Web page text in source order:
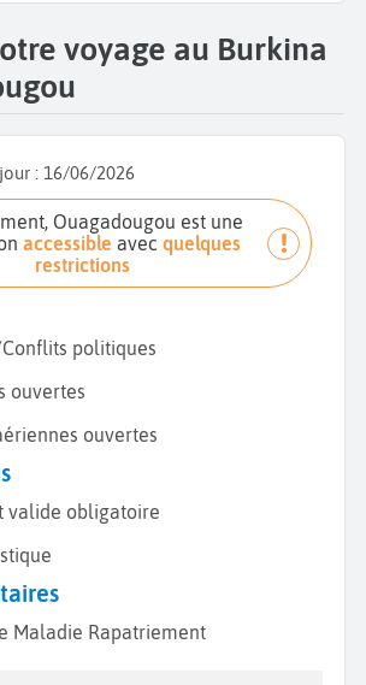
voyage au Burkina
: 16/06/2026
accessible avecquelques
restrictions
politiques
ouvertes
ouvertes
valide obligatoire
Maladie Rapatriement